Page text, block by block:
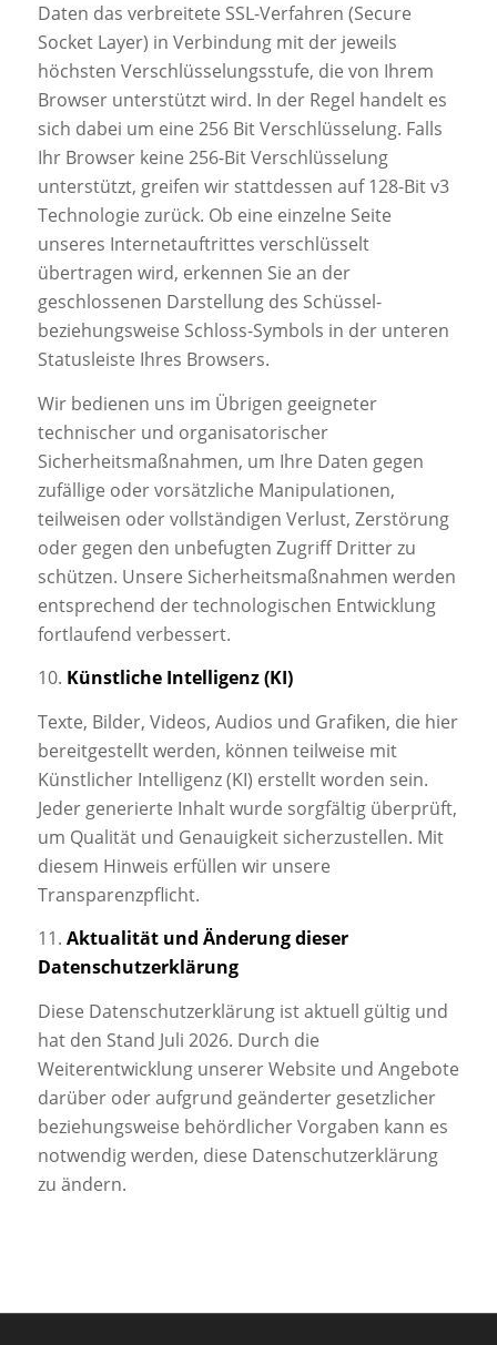
Daten das verbreitete SSL-Verfahren (Secure
Socket Layer) in Verbindung mit der jeweils
höchsten Verschlüsselungsstufe, die von Ihrem
Browser unterstützt wird. In der Regel handelt es
sich dabei um eine 256 Bit Verschlüsselung. Falls
Ihr Browser keine 256-Bit Verschlüsselung
unterstützt, greifen wir stattdessen auf 128-Bit v3
Technologie zurück. Ob eine einzelne Seite
unseres Internetauftrittes verschlüsselt
übertragen wird, erkennen Sie an der
geschlossenen Darstellung des Schüssel-
beziehungsweise Schloss-Symbols in der unteren
Statusleiste Ihres Browsers.
Wir bedienen uns im Übrigen geeigneter
technischer und organisatorischer
Sicherheitsmaßnahmen, um Ihre Daten gegen
zufällige oder vorsätzliche Manipulationen,
teilweisen oder vollständigen Verlust, Zerstörung
oder gegen den unbefugten Zugriff Dritter zu
schützen. Unsere Sicherheitsmaßnahmen werden
entsprechend der technologischen Entwicklung
fortlaufend verbessert.
10. Künstliche Intelligenz (KI)
Texte, Bilder, Videos, Audios und Grafiken, die hier
bereitgestellt werden, können teilweise mit
Künstlicher Intelligenz (KI) erstellt worden sein.
Jeder generierte Inhalt wurde sorgfältig überprüft,
um Qualität und Genauigkeit sicherzustellen. Mit
diesem Hinweis erfüllen wir unsere
Transparenzpflicht.
11. Aktualität und Änderung dieser
Datenschutzerklärung
Diese Datenschutzerklärung ist aktuell gültig und
hat den Stand Juli 2026. Durch die
Weiterentwicklung unserer Website und Angebote
darüber oder aufgrund geänderter gesetzlicher
beziehungsweise behördlicher Vorgaben kann es
notwendig werden, diese Datenschutzerklärung
zu ändern.